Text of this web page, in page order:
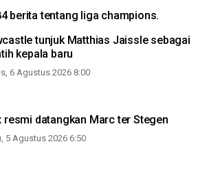
berita tentang liga champions.
tunjuk Matthias Jaissle sebagai
kepala baru
6 Agustus 2026 8:00
resmi datangkan Marc ter Stegen
5 Agustus 2026 6:50